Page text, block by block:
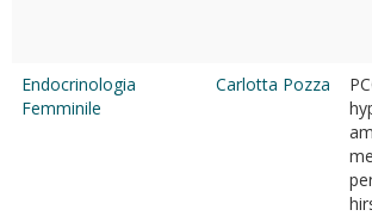
Endocrinologia
Femminile
Carlotta Pozza